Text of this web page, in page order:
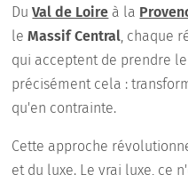
DuVal de Loire à la
le Massif Central, chaque
qui acceptent de prendre
précisément cela :
qu'en contrainte.
Cette approche
et du luxe. Le vrai luxe, ce